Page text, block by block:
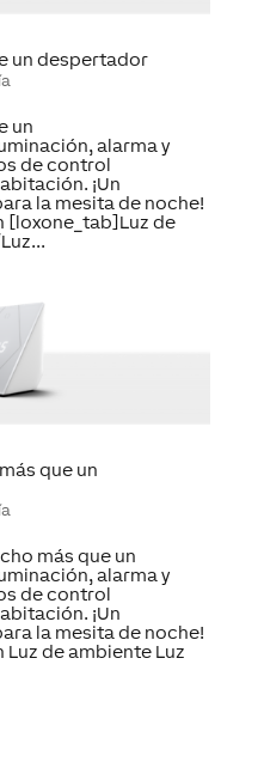
un despertador
un
alarma y
de control
¡Un
la mesita de noche!
[loxone_tab]Luz de
que un
más que un
alarma y
de control
¡Un
la mesita de noche!
de ambiente Luz